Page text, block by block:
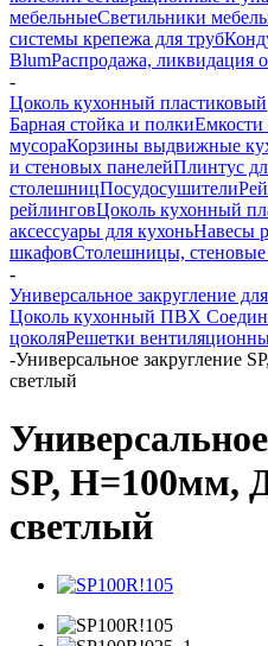
мебельныеСветильники
системы крепежа для труб
BlumРаспродажа, ликвидация
-
Цоколь кухонный пластиковый
Барная стойка и полкиЕмкости
мусораКорзины выдвижные
и стеновых панелейПлинтус
столешницПосудосушители
рейлинговЦоколь кухонный
аксессуары для кухоньНавесы
шкафовСтолешницы, стеновые
-
Универсальное закругление
Цоколь кухонный ПВХ
цоколяРешетки
-Универсальное закругление
светлый
SP, H=100мм,
светлый